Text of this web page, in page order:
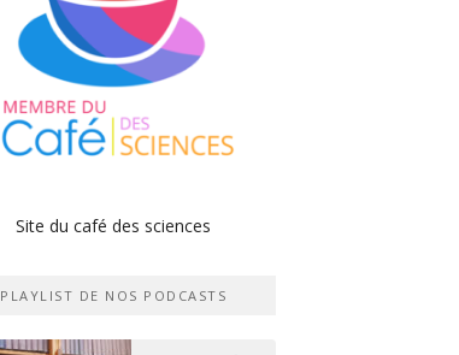
Site du café des sciences
PLAYLIST DE NOS PODCASTS